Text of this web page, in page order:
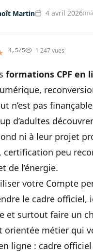
Martin 4 avril 2026
4,5/5 1 247 vues
formations CPF en
n’est pas
d’adultes
ni à leur projet
certification peu
de l’énergie.
votre Compte
le cadre
et surtout faire un
orientée métier qui
en ligne : cadre